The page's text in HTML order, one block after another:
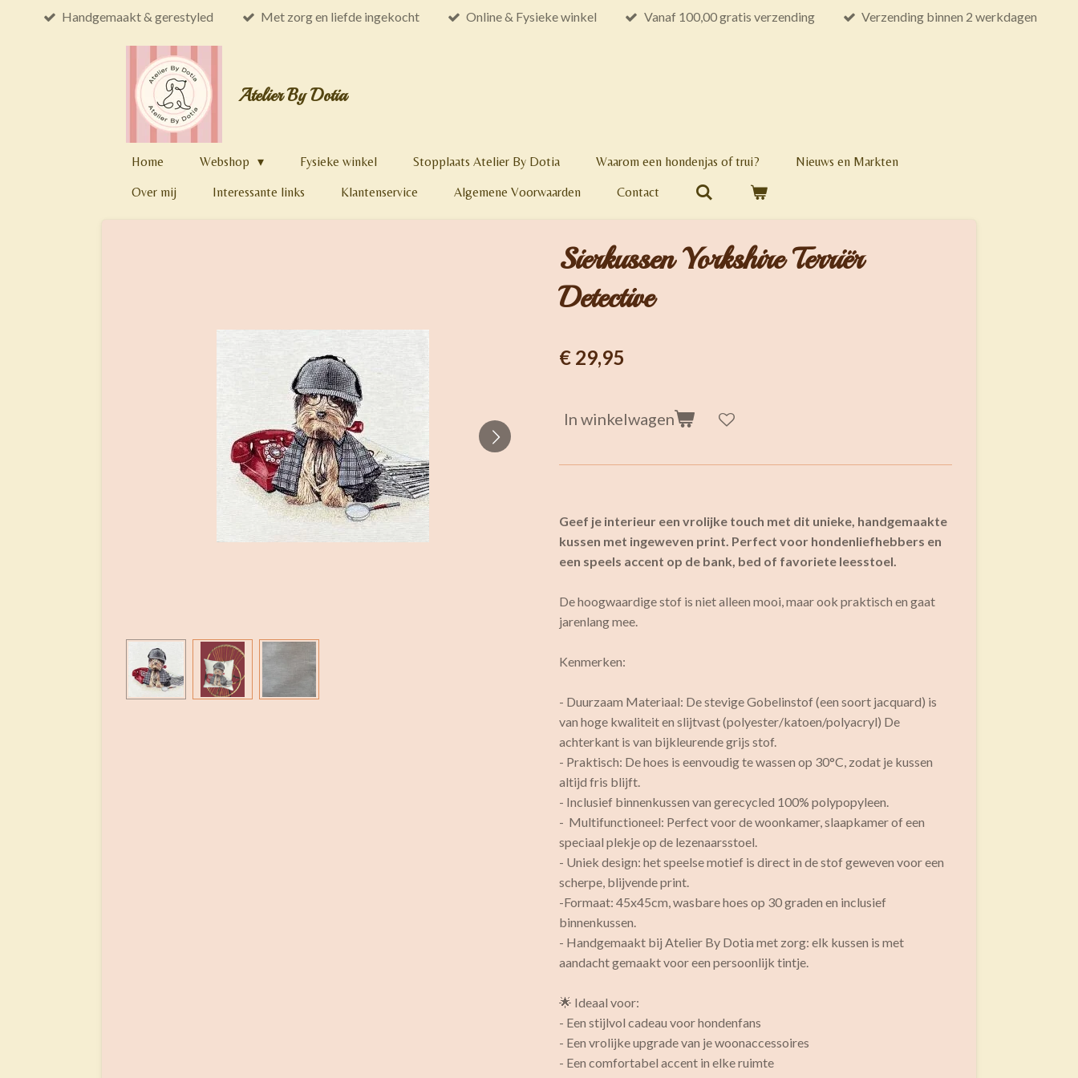
Handgemaakt & gerestyled Met zorg en liefde ingekocht Online & Fysieke winkel Vanaf 100,00 gratis verzending Verzending binnen 2 werkdagen
Atelier By Dotia
Home Webshop Fysieke winkel Stopplaats Atelier By Dotia Waarom een hondenjas of trui?
Nieuws en Markten
Over mij
Interessante links Klantenservice Algemene Voorwaarden Contact
Sierkussen Yorkshire Terriër
Detective
€ 29,95
In winkelwagen
Geef je interieur een vrolijke touch met dit unieke, handgemaakte
kussen met ingeweven print. Perfect voor hondenliefhebbers en
een speels accent op de bank, bed of favoriete leesstoel.
De hoogwaardige stof is niet alleen mooi, maar ook praktisch en gaat
jarenlang mee.
Kenmerken:
- Duurzaam Materiaal: De stevige Gobelinstof (een soort jacquard) is
van hoge kwaliteit en slijtvast (polyester/katoen/polyacryl) De
achterkant is van bijkleurende grijs stof.
- Praktisch: De hoes is eenvoudig te wassen op 30°C, zodat je kussen
altijd fris blijft.
- Inclusief binnenkussen van gerecycled 100% polypopyleen.
- Multifunctioneel: Perfect voor de woonkamer, slaapkamer of een
speciaal plekje op de lezenaarsstoel.
- Uniek design: het speelse motief is direct in de stof geweven voor een
scherpe, blijvende print.
-Formaat: 45x45cm, wasbare hoes op 30 graden en inclusief
binnenkussen.
- Handgemaakt bij Atelier By Dotia met zorg: elk kussen is met
aandacht gemaakt voor een persoonlijk tintje.
🌟 Ideaal voor:
- Een stijlvol cadeau voor hondenfans
- Een vrolijke upgrade van je woonaccessoires
- Een comfortabel accent in elke ruimte